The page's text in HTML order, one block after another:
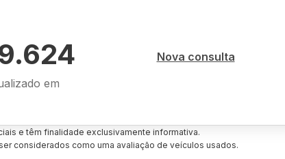
em
Nova consulta
e têm finalidade exclusivamente informativa.
considerados como uma avaliação de veículos usados.